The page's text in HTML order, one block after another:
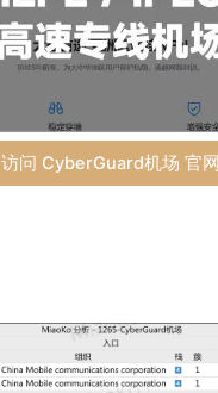
访问 CyberGuard机场 官网